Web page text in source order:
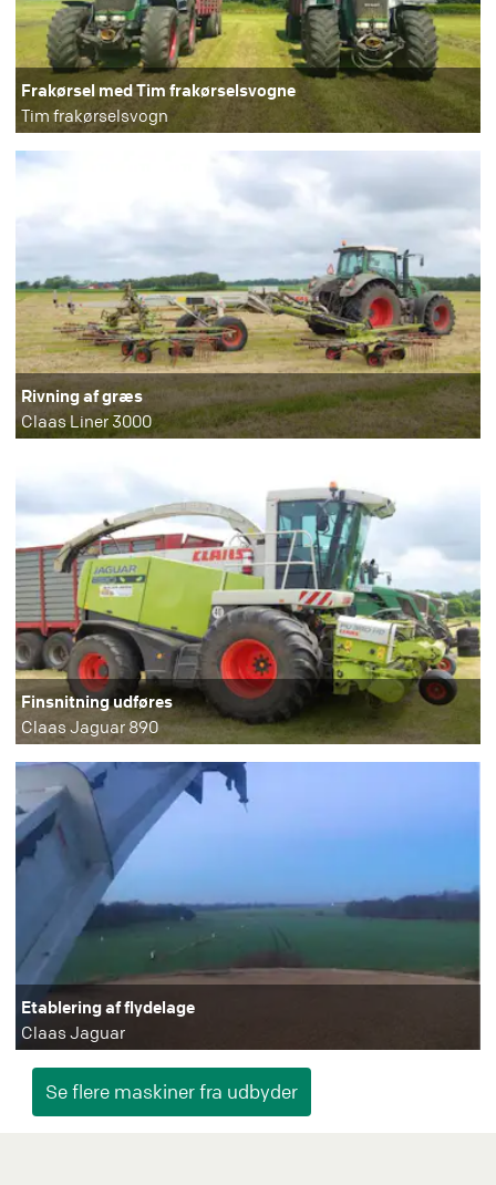
Frakørsel med Tim frakørselsvogne
Tim frakørselsvogn
Rivning af græs
Claas Liner 3000
Finsnitning udføres
Claas Jaguar 890
Etablering af flydelage
Claas Jaguar